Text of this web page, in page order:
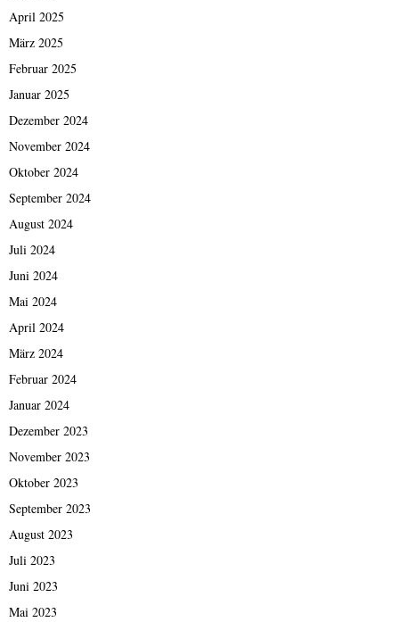
April 2025
März 2025
Februar 2025
Januar 2025
Dezember 2024
November 2024
Oktober 2024
September 2024
August 2024
Juli 2024
Juni 2024
Mai 2024
April 2024
März 2024
Februar 2024
Januar 2024
Dezember 2023
November 2023
Oktober 2023
September 2023
August 2023
Juli 2023
Juni 2023
Mai 2023